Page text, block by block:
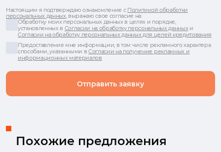
Отправить заявку
Настоящим я подтверждаю ознакомление с Политикой обработки
персональных данных, выражаю свое согласие на:
Обработку моих персональных данных в целях и порядке,
установленных в Согласии на обработку персональных данныхи
Согласии на обработку персональных данных для целей кредитования
Предоставление мне информации, в том числе рекламного характера
способами, указанными вСогласии на получение рекламных и
информационных материалов
Похожие предложения